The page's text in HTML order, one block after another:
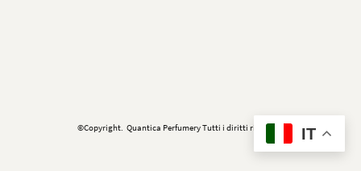
©Copyright. Quantica Perfumery Tutti i diritti riservati. IT